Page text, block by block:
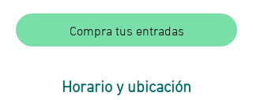
Compra tus entradas
Horario y ubicación